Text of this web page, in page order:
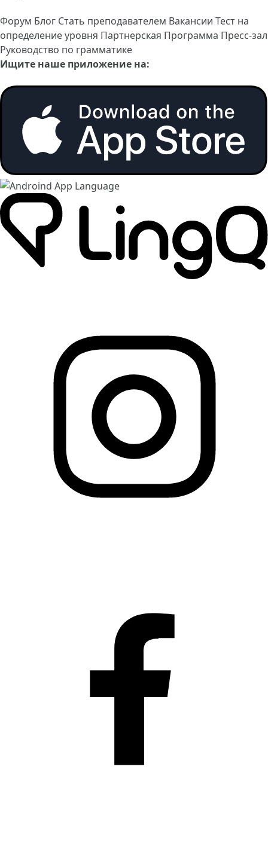
Форум Блог Стать преподавателем Вакансии Тест на
определение уровня Партнерская Программа Пресс-зал
Руководство по грамматике
Ищите наше приложение на: